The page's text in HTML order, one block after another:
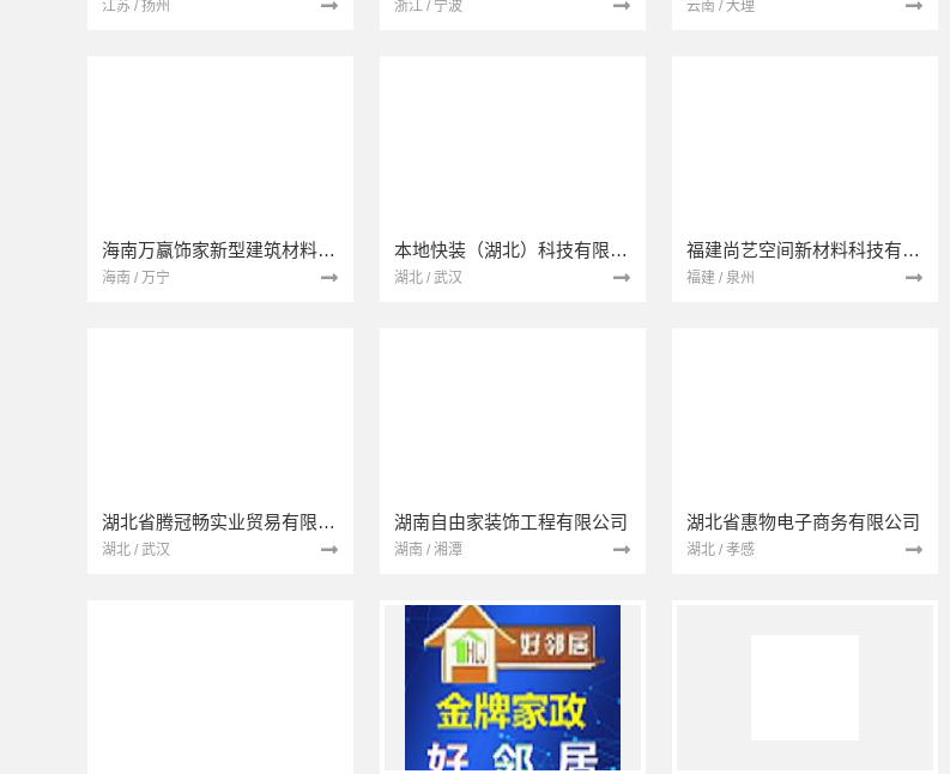
江苏 / 扬州 浙江 / 宁波 云南 / 大理
海南万赢饰家新型建筑材料有限公司
海南 / 万宁
本地快装（湖北）科技有限公司
湖北 / 武汉
福建尚艺空间新材料科技有限公司
福建 / 泉州
湖北省腾冠畅实业贸易有限公司
湖北 / 武汉
湖南自由家装饰工程有限公司
湖南 / 湘潭
湖北省惠物电子商务有限公司
湖北 / 孝感